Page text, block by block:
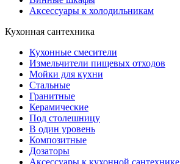
Аксессуары к холодильникам
Кухонная сантехника
Кухонные смесители
Измельчители пищевых отходов
Мойки для кухни
Стальные
Гранитные
Керамические
Под столешницу
В один уровень
Композитные
Дозаторы
Аксессуары к кухонной сантехнике